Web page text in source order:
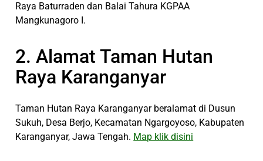
Raya Baturraden dan Balai Tahura KGPAA
Mangkunagoro I.
2. Alamat Taman Hutan
Raya Karanganyar
Taman Hutan Raya Karanganyar beralamat di Dusun
Sukuh, Desa Berjo, Kecamatan Ngargoyoso, Kabupaten
Karanganyar, Jawa Tengah. Map klik disini